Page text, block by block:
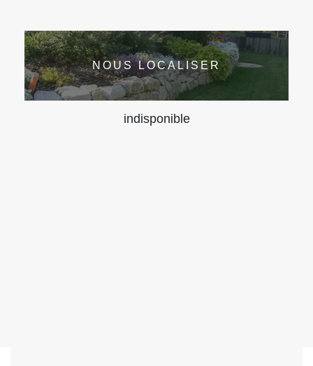
NOUS LOCALISER
indisponible